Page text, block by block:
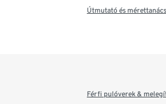
Útmutató és
Férfi pulóverek &